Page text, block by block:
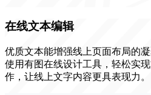
在线文本编辑
优质文本能增强线上页面布局的
使用有图在线设计工具，轻松实
作，让线上文字内容更具表现力。